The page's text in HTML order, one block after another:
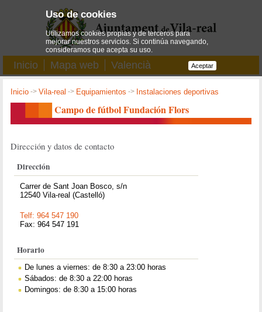
Inicio Mapa web Valencià
Inicio ->Vila-real -> Equipamientos -> Instalaciones deportivas
Campo de fútbol Fundación Flors
Dirección y datos de contacto
Dirección
Carrer de Sant Joan Bosco, s/n
12540 Vila-real (Castelló)
Telf: 964 547 190
Fax: 964 547 191
Horario
De lunes a viernes: de 8:30 a 23:00 horas
Sábados: de 8:30 a 22:00 horas
Domingos: de 8:30 a 15:00 horas
Uso de cookies
Utilizamos cookies propias y de terceros para
mejorar nuestros servicios. Si continúa navegando,
consideramos que acepta su uso.
Aceptar